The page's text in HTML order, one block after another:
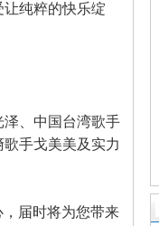
纯粹的快乐绽
、中国台湾歌手
手戈美美及实力
届时将为您带来